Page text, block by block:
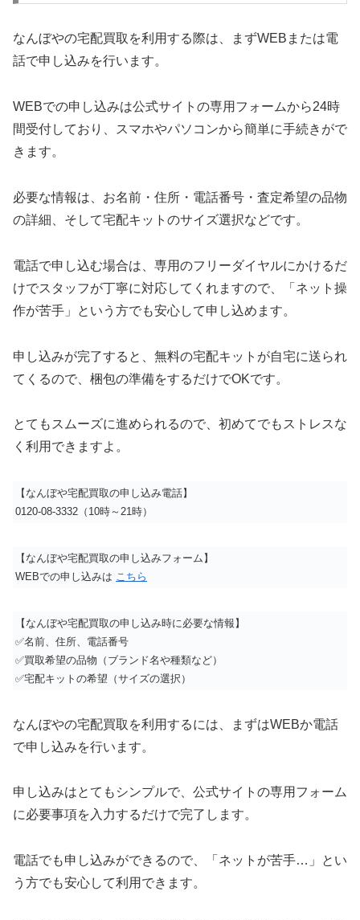
なんぼやの宅配買取を利用する際は、まずWEBまたは電
話で申し込みを行います。
WEBでの申し込みは公式サイトの専用フォームから24時
間受付しており、スマホやパソコンから簡単に手続きがで
きます。
必要な情報は、お名前・住所・電話番号・査定希望の品物
の詳細、そして宅配キットのサイズ選択などです。
電話で申し込む場合は、専用のフリーダイヤルにかけるだ
けでスタッフが丁寧に対応してくれますので、「ネット操
作が苦手」という方でも安心して申し込めます。
申し込みが完了すると、無料の宅配キットが自宅に送られ
てくるので、梱包の準備をするだけでOKです。
とてもスムーズに進められるので、初めてでもストレスな
く利用できますよ。
【なんぼや宅配買取の申し込み電話】
0120-08-3332（10時～21時）
【なんぼや宅配買取の申し込みフォーム】
WEBでの申し込みは こちら
【なんぼや宅配買取の申し込み時に必要な情報】
✅名前、住所、電話番号
✅買取希望の品物（ブランド名や種類など）
✅宅配キットの希望（サイズの選択）
なんぼやの宅配買取を利用するには、まずはWEBか電話
で申し込みを行います。
申し込みはとてもシンプルで、公式サイトの専用フォーム
に必要事項を入力するだけで完了します。
電話でも申し込みができるので、「ネットが苦手…」とい
う方でも安心して利用できます。